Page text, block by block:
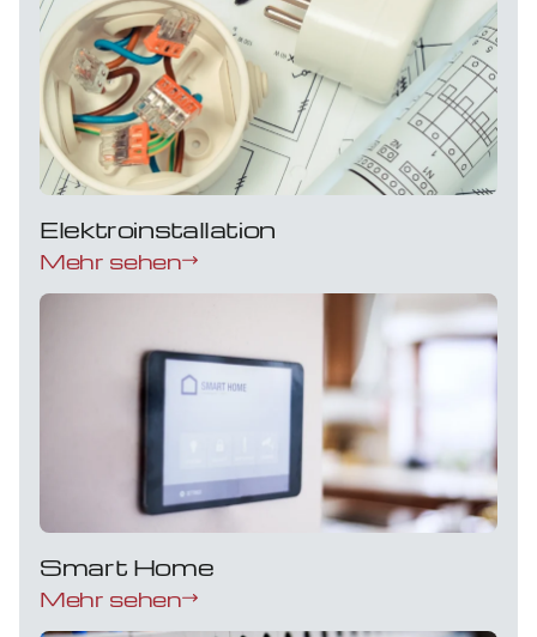
Elektroinstallation
Mehr sehen
Smart Home
Mehr sehen